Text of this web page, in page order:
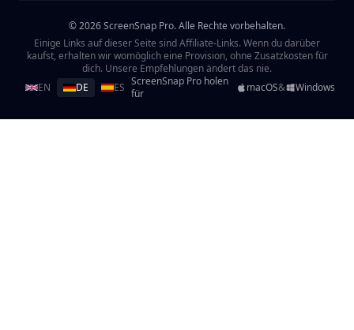
©2026ScreenSnap Pro.Alle Rechte vorbehalten.
Einige Links auf dieser Seite sind Affiliate-Links. Wenn du darüber
kaufst, erhalten wir womöglich eine Provision, ohne Zusatzkosten für
dich. Unsere Empfehlungen ändert das nie.
EN
DE ES ScreenSnap Pro holen
für
macOS& Windows